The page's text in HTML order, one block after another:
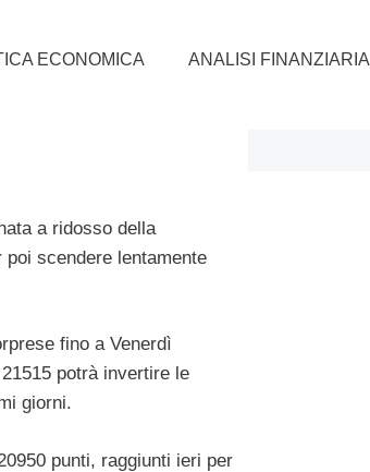
ECONOMICA ANALISI FINANZIARIA
a ridosso della
scendere lentamente
fino a Venerdì
potrà invertire le
giorni.
punti, raggiunti ieri per